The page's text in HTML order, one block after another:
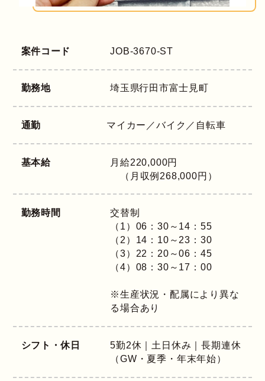
案件コード JOB-3670-ST
勤務地 埼玉県行田市富士見町
通勤 マイカー／バイク／自転車
基本給
月給220,000円
（月収例268,000円）
勤務時間
交替制
（1）06：30～14：55
（2）14：10～23：30
（3）22：20～06：45
（4）08：30～17：00
※生産状況・配属により異な
る場合あり
シフト・休日
5勤2休｜土日休み｜長期連休
（GW・夏季・年末年始）